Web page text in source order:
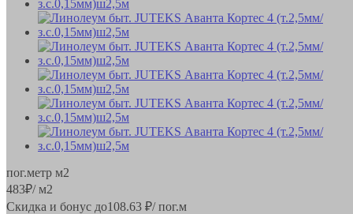
пог.метр м2
483₽/ м2
Скидка и бонус до108.63 ₽/ пог.м